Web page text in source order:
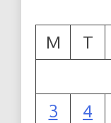
M
T
3
4